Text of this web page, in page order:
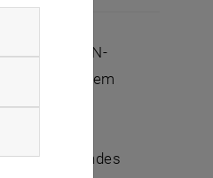
PIN-
Institut an dem